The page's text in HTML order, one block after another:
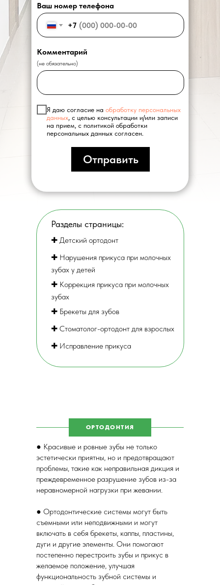
Ваш номер телефона
+7
Комментарий
(не обязательно)
Я даю согласие на обработку персональных
данных, с целью консультации и/или записи
на прием, с политикой обработки
персональных данных согласен.
Отправить
Разделы страницы:
✚ Детский ортодонт
✚ Нарушения прикуса при молочных
зубах у детей
✚ Коррекция прикуса при молочных
зубах
✚ Брекеты для зубов
✚ Стоматолог-ортодонт для взрослых
✚ Исправление прикуса
ОРТОДОНТИЯ
● Красивые и ровные зубы не только
эстетически приятны, но и предотвращают
проблемы, такие как неправильная дикция и
преждевременное разрушение зубов из-за
неравномерной нагрузки при жевании.
● Ортодонтические системы могут быть
съемными или неподвижными и могут
включать в себя брекеты, каппы, пластины,
дуги и другие элементы. Они помогают
постепенно перестроить зубы и прикус в
желаемое положение, улучшая
функциональность зубной системы и